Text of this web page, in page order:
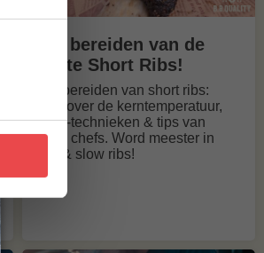
Het bereiden van de
beste Short Ribs!
Het bereiden van short ribs:
lees over de kerntemperatuur,
BBQ-technieken & tips van
onze chefs. Word meester in
low & slow ribs!